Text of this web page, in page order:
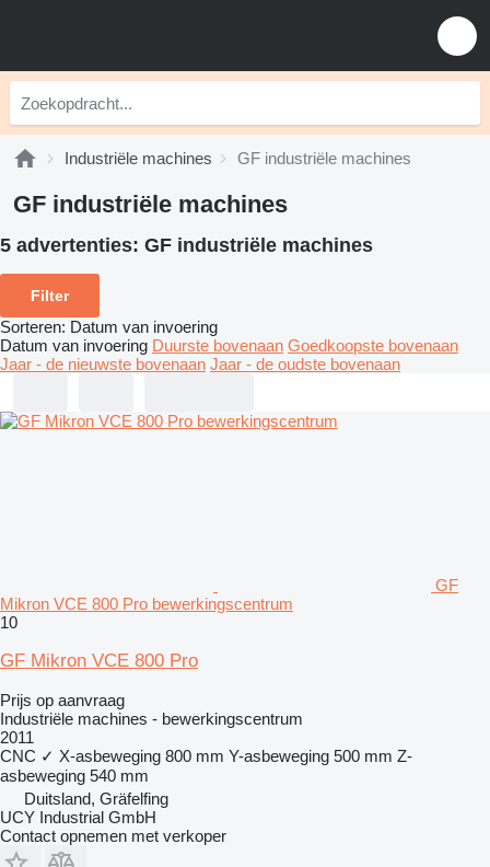
Industriële machines GF industriële machines
GF industriële machines
5 advertenties: GF industriële machines
Filter
Sorteren: Datum van invoering
Datum van invoering Duurste bovenaan Goedkoopste bovenaan
Jaar - de nieuwste bovenaan Jaar - de oudste bovenaan
GF
Mikron VCE 800 Pro bewerkingscentrum
10
GF Mikron VCE 800 Pro
Prijs op aanvraag
Industriële machines - bewerkingscentrum
2011
CNC ✓ X-asbeweging 800 mm Y-asbeweging 500 mm Z-
asbeweging 540 mm
Duitsland, Gräfelfing
UCY Industrial GmbH
Contact opnemen met verkoper